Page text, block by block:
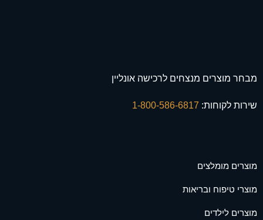
מבחר מוצרים מנצחים לרכישה אונליין
שירות לקוחות:
מוצרים מומלצים
מוצרי טיפוח ובריאות
מוצרים לילדים